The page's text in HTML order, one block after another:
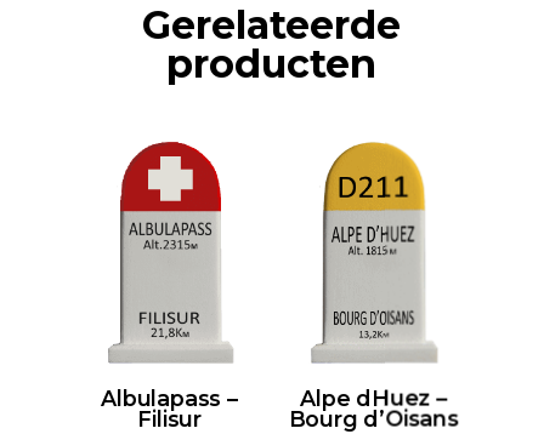
Gerelateerde
producten
Albulapass –
Filisur
Alpe dHuez –
Bourg d’Oisans